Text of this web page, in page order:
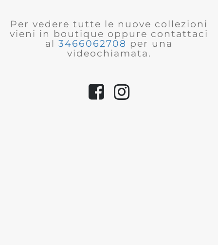
Per vedere tutte le nuove collezioni
vieni in boutique oppure contattaci
al 3466062708 per una
videochiamata.